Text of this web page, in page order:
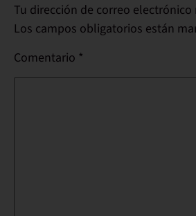
Tu dirección de correo
Los campos obligatorios están
Comentario *